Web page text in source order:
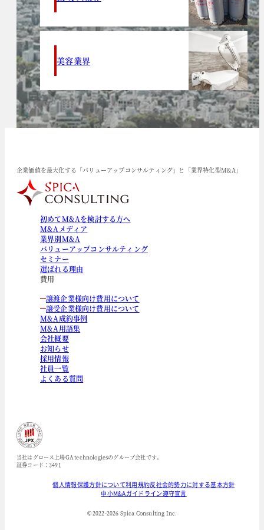
美容業界
企業価値を最大化する「バリューアップコンサルティング」と「業界特化型M&A」
初めてM&Aを検討する方へ
M&Aメディア
業界別M&A
バリューアップコンサルティング
セミナー
選ばれる理由
費用
譲渡企業様向け費用について
譲受企業様向け費用について
M&A成約事例
M&A用語集
会社概要
お知らせ
採用情報
社員一覧
よくある質問
当社はグロース上場GA technologiesのグループ会社です。
証券コード：3491
個人情報保護方針について利用規約反社会的勢力に対する基本方針
中小M&Aガイドライン遵守宣言
© 2022-2026 Spica Consulting Inc.